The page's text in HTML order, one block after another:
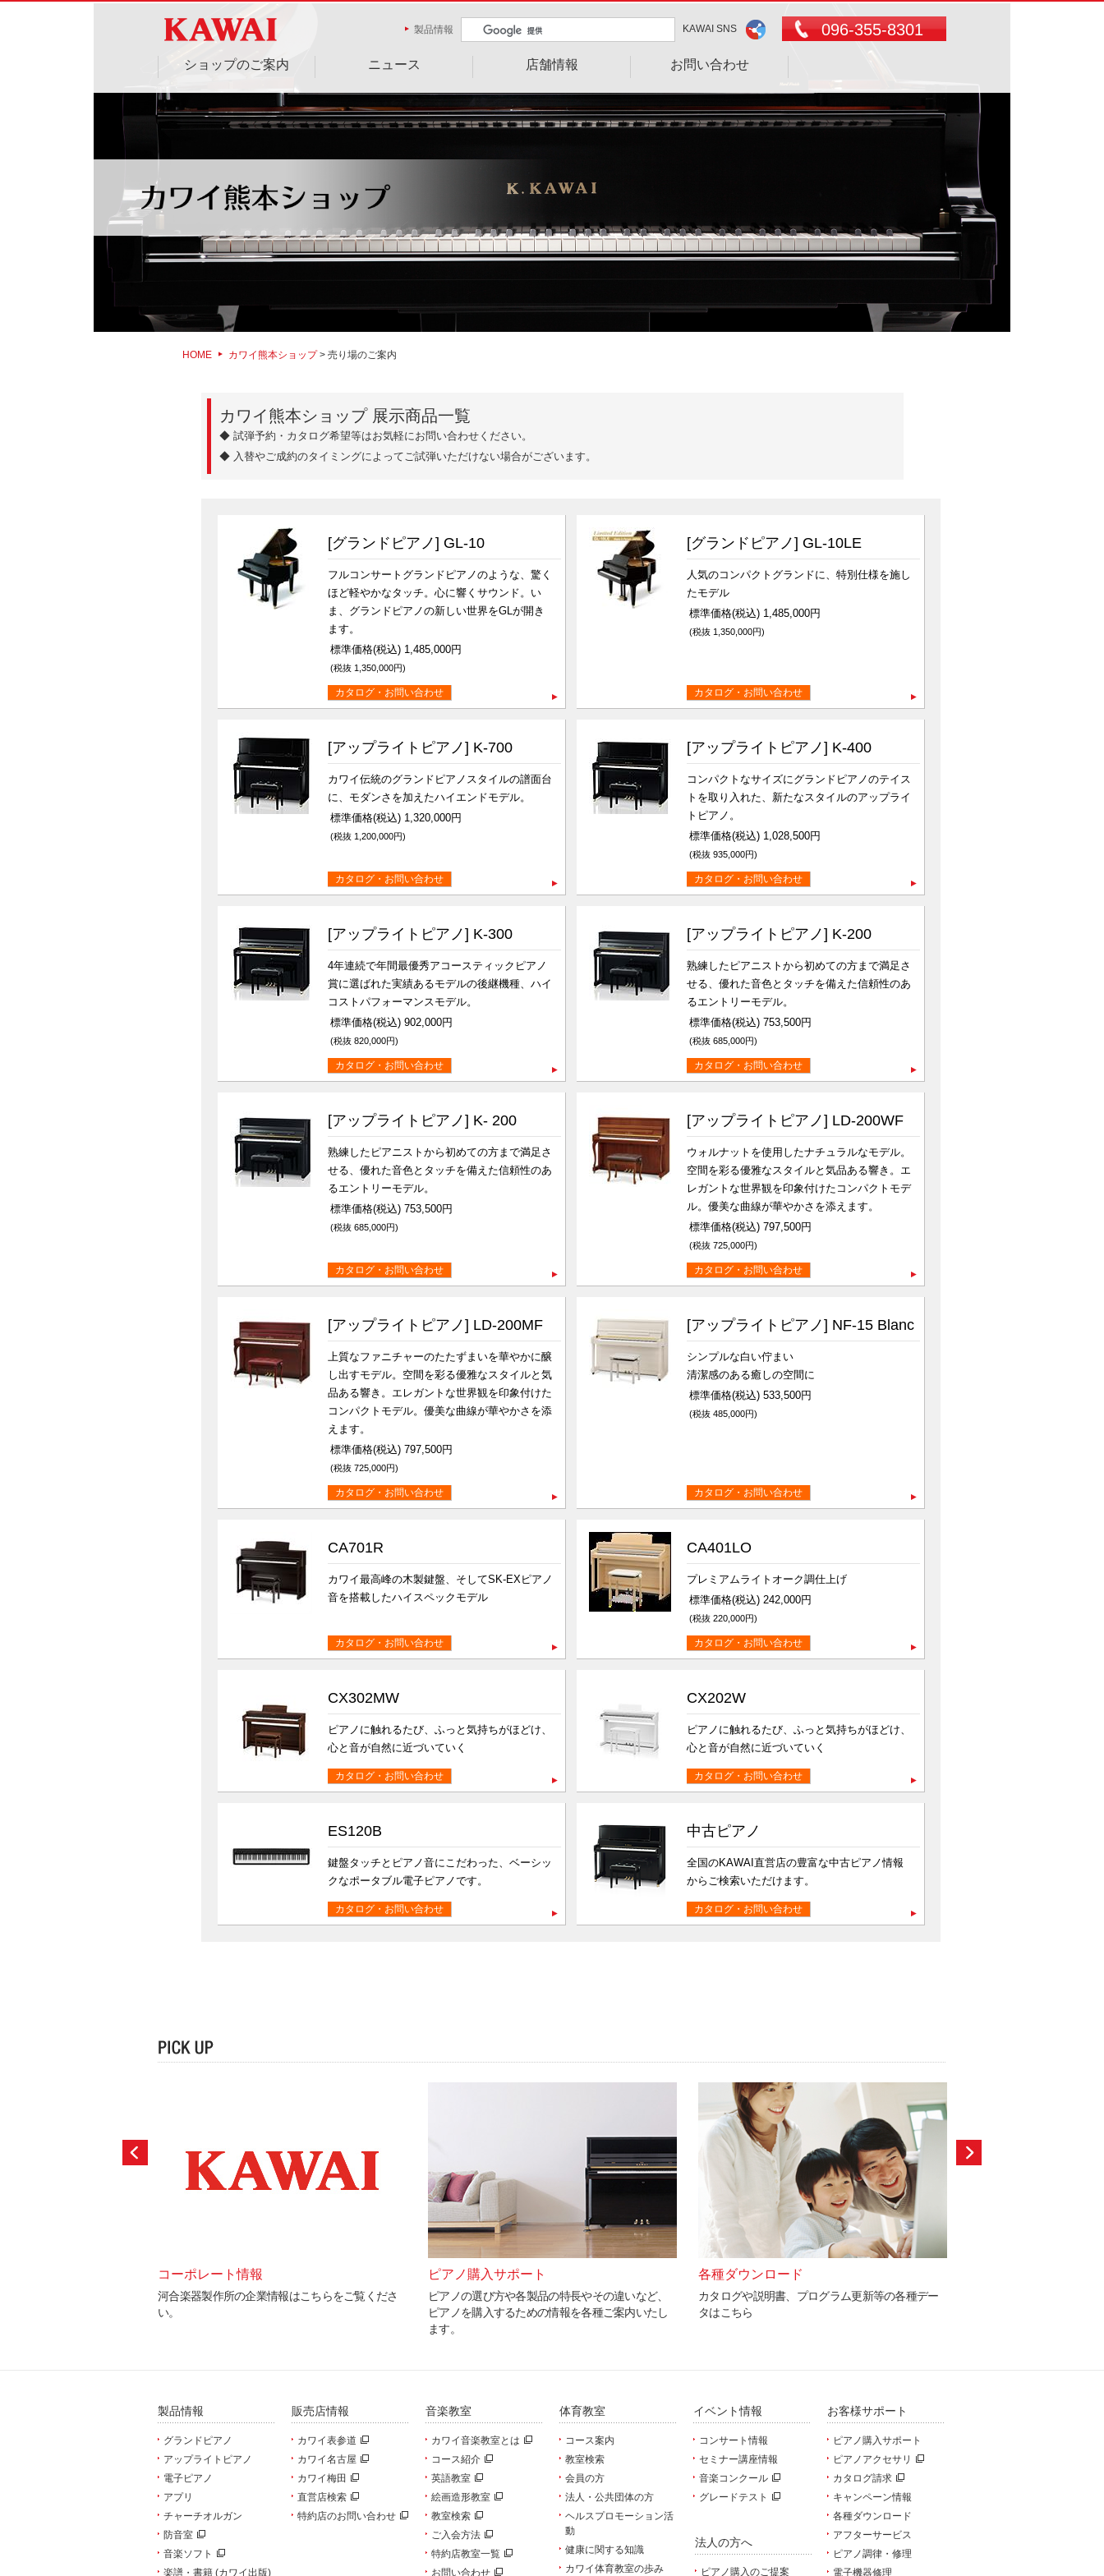
ショップのご案内 ニュース 店舗情報 お問い合わせ
製品情報 KAWAI SNS 096-355-8301
HOME カワイ熊本ショップ> 売り場のご案内
カワイ熊本ショップ 展示商品一覧
◆ 試弾予約・カタログ希望等はお気軽にお問い合わせください。
◆ 入替やご成約のタイミングによってご試弾いただけない場合がございます。
[グランドピアノ] GL-10
フルコンサートグランドピアノのような、驚く
ほど軽やかなタッチ。心に響くサウンド。い
ま、グランドピアノの新しい世界をGLが開き
ます。
標準価格(税込) 1,485,000円
(税抜 1,350,000円)
カタログ・お問い合わせ
[グランドピアノ] GL-10LE
人気のコンパクトグランドに、特別仕様を施し
たモデル
標準価格(税込) 1,485,000円
(税抜 1,350,000円)
カタログ・お問い合わせ
[アップライトピアノ] K-700
カワイ伝統のグランドピアノスタイルの譜面台
に、モダンさを加えたハイエンドモデル。
標準価格(税込) 1,320,000円
(税抜 1,200,000円)
カタログ・お問い合わせ
[アップライトピアノ] K-400
コンパクトなサイズにグランドピアノのテイス
トを取り入れた、新たなスタイルのアップライ
トピアノ。
標準価格(税込) 1,028,500円
(税抜 935,000円)
カタログ・お問い合わせ
[アップライトピアノ] K-300
4年連続で年間最優秀アコースティックピアノ
賞に選ばれた実績あるモデルの後継機種、ハイ
コストパフォーマンスモデル。
標準価格(税込) 902,000円
(税抜 820,000円)
カタログ・お問い合わせ
[アップライトピアノ] K-200
熟練したピアニストから初めての方まで満足さ
せる、優れた音色とタッチを備えた信頼性のあ
るエントリーモデル。
標準価格(税込) 753,500円
(税抜 685,000円)
カタログ・お問い合わせ
[アップライトピアノ] K- 200
熟練したピアニストから初めての方まで満足さ
せる、優れた音色とタッチを備えた信頼性のあ
るエントリーモデル。
標準価格(税込) 753,500円
(税抜 685,000円)
カタログ・お問い合わせ
[アップライトピアノ] LD-200WF
ウォルナットを使用したナチュラルなモデル。
空間を彩る優雅なスタイルと気品ある響き。エ
レガントな世界観を印象付けたコンパクトモデ
ル。優美な曲線が華やかさを添えます。
標準価格(税込) 797,500円
(税抜 725,000円)
カタログ・お問い合わせ
[アップライトピアノ] LD-200MF
上質なファニチャーのたたずまいを華やかに醸
し出すモデル。空間を彩る優雅なスタイルと気
品ある響き。エレガントな世界観を印象付けた
コンパクトモデル。優美な曲線が華やかさを添
えます。
標準価格(税込) 797,500円
(税抜 725,000円)
カタログ・お問い合わせ
[アップライトピアノ] NF-15 Blanc
シンプルな白い佇まい
清潔感のある癒しの空間に
標準価格(税込) 533,500円
(税抜 485,000円)
カタログ・お問い合わせ
CA701R
カワイ最高峰の木製鍵盤、そしてSK-EXピアノ
音を搭載したハイスペックモデル
カタログ・お問い合わせ
CA401LO
プレミアムライトオーク調仕上げ
標準価格(税込) 242,000円
(税抜 220,000円)
カタログ・お問い合わせ
CX302MW
ピアノに触れるたび、ふっと気持ちがほどけ、
心と音が自然に近づいていく
カタログ・お問い合わせ
CX202W
ピアノに触れるたび、ふっと気持ちがほどけ、
心と音が自然に近づいていく
カタログ・お問い合わせ
ES120B
鍵盤タッチとピアノ音にこだわった、ベーシッ
クなポータブル電子ピアノです。
カタログ・お問い合わせ
中古ピアノ
全国のKAWAI直営店の豊富な中古ピアノ情報
からご検索いただけます。
カタログ・お問い合わせ
コーポレート情報
河合楽器製作所の企業情報はこちらをご覧くださ
い。
ピアノ購入サポート
ピアノの選び方や各製品の特長やその違いなど、
ピアノを購入するための情報を各種ご案内いたし
ます。
各種ダウンロード
カタログや説明書、プログラム更新等の各種デー
タはこちら
製品情報
グランドピアノ
アップライトピアノ
電子ピアノ
アプリ
チャーチオルガン
防音室
音楽ソフト
楽譜・書籍 (カワイ出版)
販売店情報
カワイ表参道
カワイ名古屋
カワイ梅田
直営店検索
特約店のお問い合わせ
音楽教室
カワイ音楽教室とは
コース紹介
英語教室
絵画造形教室
教室検索
ご入会方法
特約店教室一覧
お問い合わせ
体育教室
コース案内
教室検索
会員の方
法人・公共団体の方
ヘルスプロモーション活
動
健康に関する知識
カワイ体育教室の歩み
イベント情報
コンサート情報
セミナー講座情報
音楽コンクール
グレードテスト
法人の方へ
ピアノ購入のご提案
お客様サポート
ピアノ購入サポート
ピアノアクセサリ
カタログ請求
キャンペーン情報
各種ダウンロード
アフターサービス
ピアノ調律・修理
電子機器修理